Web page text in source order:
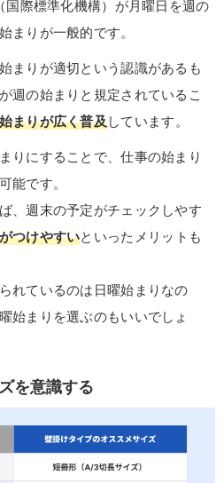
国際標準化機構）が月曜日を週の
まりが一般的です。
まりが適切という認識があるも
週の始まりと規定されているこ
まりが広く普及しています。
りにすることで、仕事の始まり
能です。
、週末の予定がチェックしやす
つけやすいといったメリットも
れているのは日曜始まりなの
始まりを選ぶのもいいでしょ
を意識する